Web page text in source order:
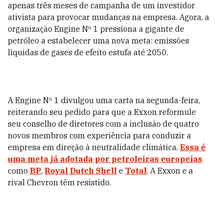
apenas três meses de campanha de um investidor
ativista para provocar mudanças na empresa. Agora, a
organização Engine Nº 1 pressiona a gigante de
petróleo a estabelecer uma nova meta: emissões
líquidas de gases de efeito estufa até 2050.
A Engine Nº 1 divulgou uma carta na segunda-feira,
reiterando seu pedido para que a Exxon reformule
seu conselho de diretores com a inclusão de quatro
novos membros com experiência para conduzir a
empresa em direção à neutralidade climática. Essa é
uma meta já adotada por petroleiras europeias
como BP, Royal Dutch Shell e Total. A Exxon e a
rival Chevron têm resistido.